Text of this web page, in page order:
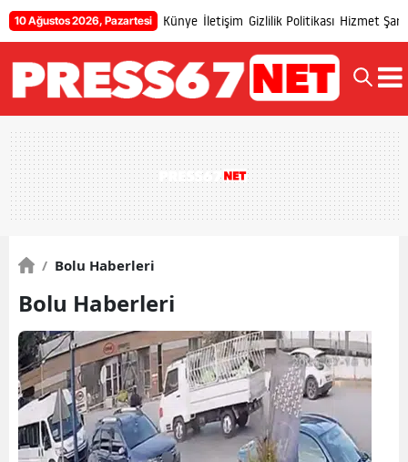
10 Ağustos 2026, Pazartesi Künye İletişim Gizlilik Politikası Hizmet
/ Bolu Haberleri
Bolu Haberleri